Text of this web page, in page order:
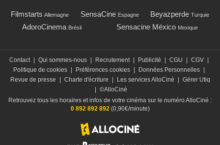
Filmstarts Allemagne SensaCine Espagne Beyazperde Turquie
AdoroCinema Brésil Sensacine México Mexique
Contact | Qui sommes-nous | Recrutement | Publicité | CGU | CGV |
Politique de cookies | Préférences cookies | Données Personnelles |
Revue de presse
| Charte d'écriture | Les services AlloCiné | Gérer Utiq
| ©AlloCiné
Retrouvez tous les horaires et infos de votre cinéma sur le numéro AlloCiné :
0 892 892 892 (0,90€/minute)